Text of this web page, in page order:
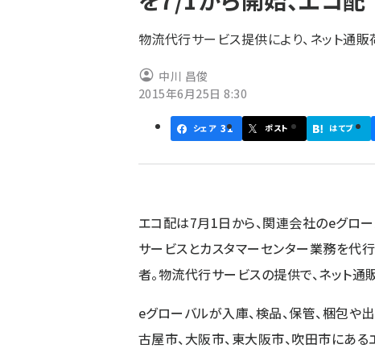
ず
物流代行サービス提供により、ネット通
中川 昌俊
2015年6月25日 8:30
シェア 31 ポスト はてブ
エコ配は7月1日から、関連会社のeグロ
サービスとカスタマーセンター業務を代
者。物流代行サービスの提供で、ネット
eグローバルが入庫、検品、保管、梱包
古屋市、大阪市、東大阪市、吹田市にあ